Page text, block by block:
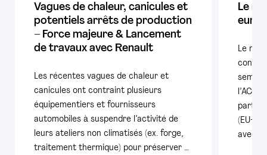
Vagues de chaleur, canicules et
potentiels arrêts de production
– Force majeure & Lancement
de travaux avec Renault
Les récentes vagues de chaleur et
canicules ont contraint plusieurs
équipementiers et fournisseurs
automobiles à suspendre l’activité de
leurs ateliers non climatisés (ex. forge,
traitement thermique) pour préserver …
Le
Le
avec